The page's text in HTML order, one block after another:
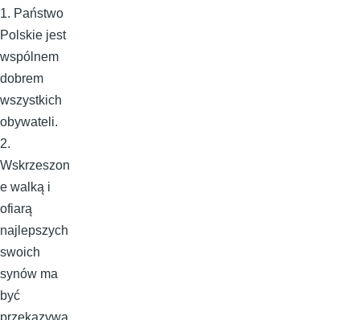
1. Państwo
Polskie jest
wspólnem
dobrem
wszystkich
obywateli.
2.
Wskrzeszon
e walką i
ofiarą
najlepszych
swoich
synów ma
być